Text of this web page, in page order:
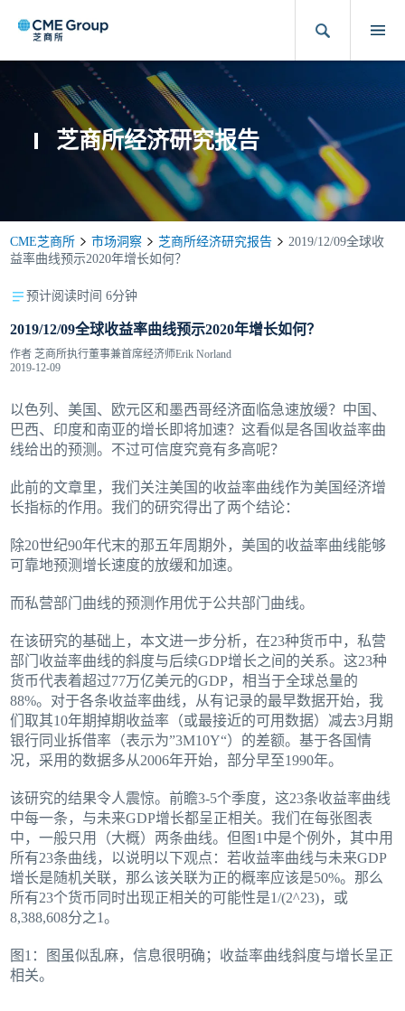
芝商所经济研究报告
CME芝商所 市场洞察 芝商所经济研究报告
2019/12/09全球收
益率曲线预示2020年增长如何？
预计阅读时间 6分钟
2019/12/09全球收益率曲线预示2020年增长如何？
作者 芝商所执行董事兼首席经济师Erik Norland
2019-12-09
以色列、美国、欧元区和墨西哥经济面临急速放缓？中国、
巴西、印度和南亚的增长即将加速？这看似是各国收益率曲
线给出的预测。不过可信度究竟有多高呢？
此前的文章里，我们关注美国的收益率曲线作为美国经济增
长指标的作用。我们的研究得出了两个结论：
除20世纪90年代末的那五年周期外，美国的收益率曲线能够
可靠地预测增长速度的放缓和加速。
而私营部门曲线的预测作用优于公共部门曲线。
在该研究的基础上，本文进一步分析，在23种货币中，私营
部门收益率曲线的斜度与后续GDP增长之间的关系。这23种
货币代表着超过77万亿美元的GDP，相当于全球总量的
88%。对于各条收益率曲线，从有记录的最早数据开始，我
们取其10年期掉期收益率（或最接近的可用数据）减去3月期
银行同业拆借率（表示为”3M10Y“）的差额。基于各国情
况，采用的数据多从2006年开始，部分早至1990年。
该研究的结果令人震惊。前瞻3‑5个季度，这23条收益率曲线
中每一条，与未来GDP增长都呈正相关。我们在每张图表
中，一般只用（大概）两条曲线。但图1中是个例外，其中用
所有23条曲线，以说明以下观点：若收益率曲线与未来GDP
增长是随机关联，那么该关联为正的概率应该是50%。那么
所有23个货币同时出现正相关的可能性是1/(2^23)，或
8,388,608分之1。
图1：图虽似乱麻，信息很明确；收益率曲线斜度与增长呈正
相关。